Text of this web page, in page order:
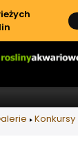
Konkursy